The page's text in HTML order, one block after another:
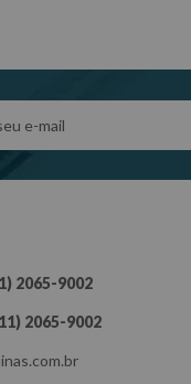
2065-9002
2065-9002